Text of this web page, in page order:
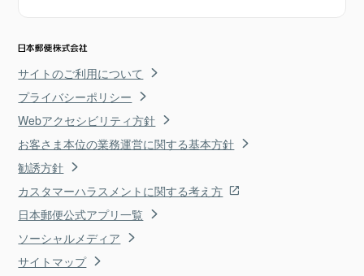
サイトのご利用について
プライバシーポリシー
Webアクセシビリティ方針
お客さま本位の業務運営に関する基本方針
勧誘方針
カスタマーハラスメントに関する考え方
日本郵便公式アプリ一覧
ソーシャルメディア
サイトマップ